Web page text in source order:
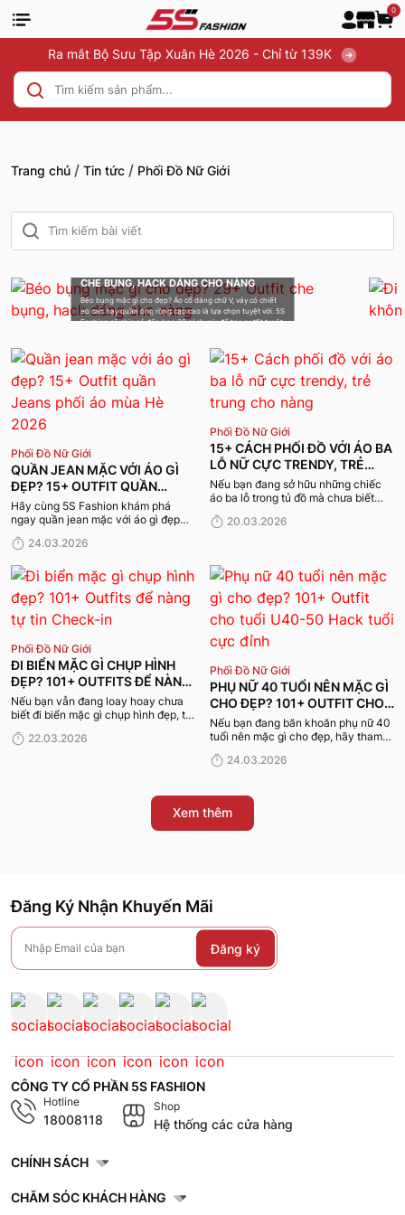
0
Ra mắt Bộ Sưu Tập Xuân Hè 2026 - Chỉ từ 139K
Trang chủ / Tin tức / Phối Đồ Nữ Giới
CHE BỤNG, HACK DÁNG CHO NÀNG
Béo bụng mặc gì cho đẹp? Áo cổ dáng chữ V, váy có chiết
eo cao hay quần ống rộng cạp cao là lựa chọn tuyệt vời. 5S
Fashion sẽ chia sẻ đến bạn 30 cách mix để tạo outfit tuyệt
Phối Đồ Nữ Giới
QUẦN JEAN MẶC VỚI ÁO GÌ
ĐẸP? 15+ OUTFIT QUẦN
JEANS PHỐI ÁO MÙA HÈ 2026
Hãy cùng 5S Fashion khám phá
ngay quần jean mặc với áo gì đẹp
đây!24.03.2026
Phối Đồ Nữ Giới
15+ CÁCH PHỐI ĐỒ VỚI ÁO BA
LỖ NỮ CỰC TRENDY, TRẺ
TRUNG CHO NÀNG
Nếu bạn đang sở hữu những chiếc
áo ba lỗ trong tủ đồ mà chưa biết
Fashion khám phá những công thức
20.03.2026
Phối Đồ Nữ Giới
ĐI BIỂN MẶC GÌ CHỤP HÌNH
ĐẸP? 101+ OUTFITS ĐỂ NÀNG
TỰ TIN CHECK-IN
Nếu bạn vẫn đang loay hoay chưa
biết đi biển mặc gì chụp hình đẹp, thì
5S Fashion sẽ là gợi ý không thể bỏ
22.03.2026
Phối Đồ Nữ Giới
PHỤ NỮ 40 TUỔI NÊN MẶC GÌ
CHO ĐẸP? 101+ OUTFIT CHO
TUỔI U40-50 HACK TUỔI CỰC
ĐỈNH
Nếu bạn đang băn khoăn phụ nữ 40
tuổi nên mặc gì cho đẹp, hãy tham
chị em dưới đây để luôn tự tin trong
24.03.2026
Xem thêm
Đăng Ký Nhận Khuyến Mãi
Đăng ký
CÔNG TY CỔ PHẦN 5S FASHION
Hotline
18008118
Shop
Hệ thống các cửa hàng
CHÍNH SÁCH
CHĂM SÓC KHÁCH HÀNG